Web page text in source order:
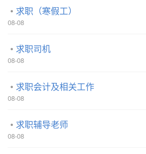
求职（寒假工）
08-08
求职司机
08-08
求职会计及相关工作
08-08
求职辅导老师
08-08